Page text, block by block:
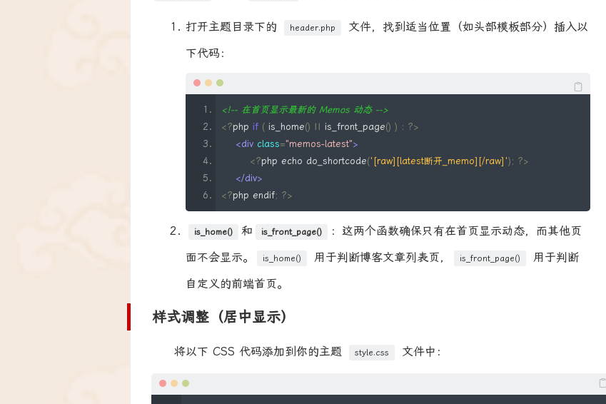
// 将 RSS 中的时间转换为 WordPress 时区时间
// 创建 DateTime 对象并设置为 RSS 的时间
    $date
= new DateTime($rss_date);
// 将时间转换为 WordPress 时区
    $date
setTimezone(new DateTimeZone
// 格式化时间为 Y-m-d H:i:s 格式
    $formatted_date
= $date
// 获取描述内容（通常是动态的主要内容）
    $content
$latest_memo -> description
// 限制字数（例如，显示最多300个字符）
if
mb_strlen($content
}
else {
打开主题目录下的 header.php
文件，找到适当位置（如头部模板部分）插入以
下代码：
<!-- 在首页显示最新的 Memos 动态 -->
<?php if ( is_home() || is_front_page() ) : ?>
<div class="memos-latest">
<?php echo do_shortcode('[raw][latest断开_memo][/raw]'); ?>
</div>
<?php endif; ?>
is_home() 和 is_front_page()
：这两个函数确保只有在首页显示动态，而其他页
面不会显示。
is_home() 用于判断博客文章列表页， is_front_page()
用于判断
自定义的前端首页。
样式调整（居中显示）
将以下 CSS 代码添加到你的主题 style.css 文件中：